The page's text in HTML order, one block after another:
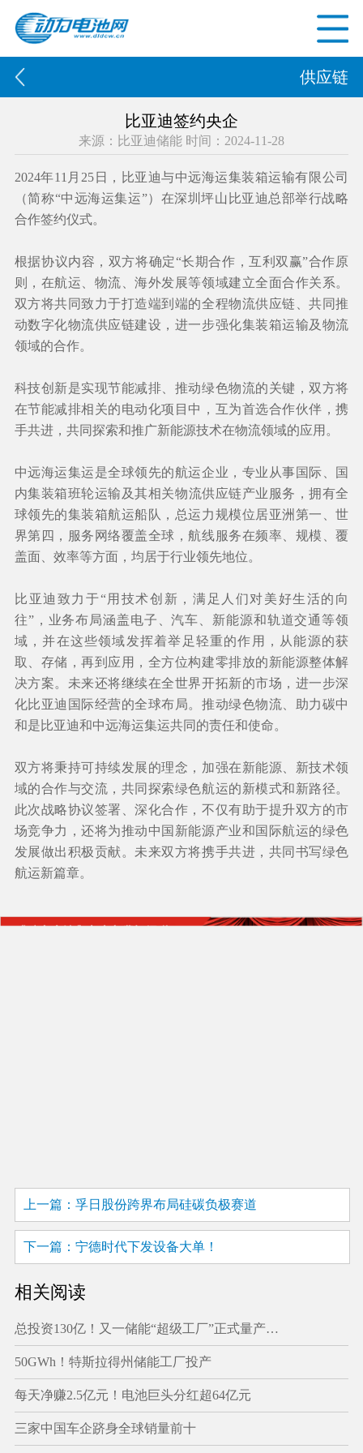
供应链
比亚迪签约央企
来源：比亚迪储能 时间：2024-11-28
2024年11月25日，比亚迪与中远海运集装箱运输有限公司
（简称“中远海运集运”）在深圳坪山比亚迪总部举行战略
合作签约仪式。
根据协议内容，双方将确定“长期合作，互利双赢”合作原
则，在航运、物流、海外发展等领域建立全面合作关系。
双方将共同致力于打造端到端的全程物流供应链、共同推
动数字化物流供应链建设，进一步强化集装箱运输及物流
领域的合作。
科技创新是实现节能减排、推动绿色物流的关键，双方将
在节能减排相关的电动化项目中，互为首选合作伙伴，携
手共进，共同探索和推广新能源技术在物流领域的应用。
中远海运集运是全球领先的航运企业，专业从事国际、国
内集装箱班轮运输 及其相关物流供应链产业服务，拥有全
球领先的集装箱航运船队，总运力规模位居亚洲第一、世
界第四，服务网络覆盖全球，航线服务在频率、规模、覆
盖面、效率等方面，均居于行业领先地位。
比亚迪致力于“用技术创新，满足人们对美好生活的向
往”，业务布局涵盖电子、汽车、新能源和轨道交通等领
域，并在这些领域发挥着举足轻重的作用，从能源的获
取、存储，再到应用，全方位构建零排放的新能源整体解
决方案。未来还将继续在全世界开拓新的市场，进一步深
化比亚迪国际经营的全球布局。推动绿色物流、助力碳中
和是比亚迪和中远海运集运共同的责任和使命。
双方将秉持可持续发展的理念，加强在新能源、新技术领
域的合作与交流，共同探索绿色航运的新模式和新路径。
此次战略协议签署、深化合作，不仅有助于提升双方的市
场竞争力，还将为推动中国新能源产业和国际航运的绿色
发展做出积极贡献。未来双方将携手共进，共同书写绿色
航运新篇章。
上一篇：孚日股份跨界布局硅碳负极赛道
下一篇：宁德时代下发设备大单！
相关阅读
总投资130亿！又一储能“超级工厂”正式量产…
50GWh！特斯拉得州储能工厂投产
每天净赚2.5亿元！电池巨头分红超64亿元
三家中国车企跻身全球销量前十